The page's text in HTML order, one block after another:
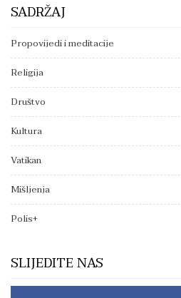
SADRŽAJ
Propovijedi i meditacije
Religija
Društvo
Kultura
Vatikan
Mišljenja
Polis+
SLIJEDITE NAS